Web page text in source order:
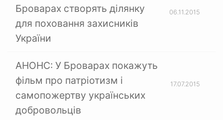
Броварах створять ділянку
для поховання захисників
України
06.11.2015
АНОНС: У Броварах покажуть
фільм про патріотизм і
самопожертву українських
добровольців
17.07.2015